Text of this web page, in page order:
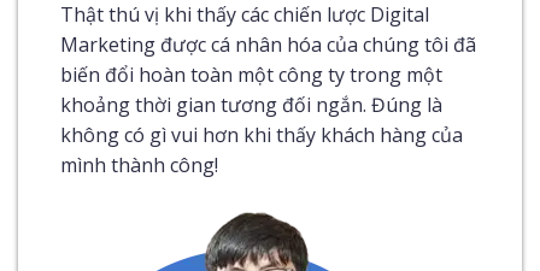
Thật thú vị khi thấy các chiến lược Digital
Marketing được cá nhân hóa của chúng tôi đã
biến đổi hoàn toàn một công ty trong một
khoảng thời gian tương đối ngắn. Đúng là
không có gì vui hơn khi thấy khách hàng của
mình thành công!